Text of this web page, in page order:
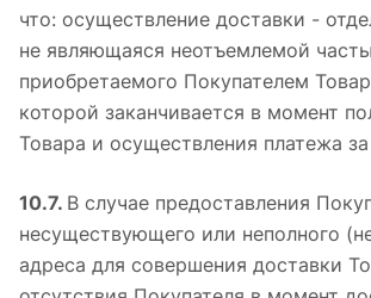
что: осуществление доставки -
не являющаяся неотъемлемой
приобретаемого Покупателем
которой заканчивается в момент
Товара и осуществления платежа за
10.7. В случае предоставления
несуществующего или неполного
адреса для совершения доставки